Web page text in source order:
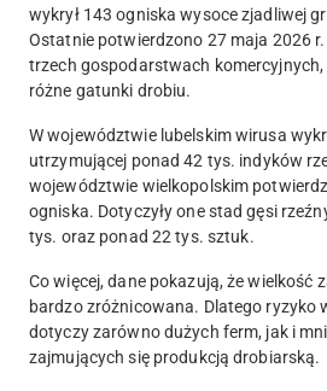
wykrył 143 ogniska wysoce zjadliwej
Ostatnie potwierdzono 27 maja 2026
trzech gospodarstwach
różne gatunki drobiu.
W województwie lubelskim wirusa
utrzymującej ponad 42 tys. indyków
województwie wielkopolskim
ogniska. Dotyczyły one stad gęsi
tys. oraz ponad 22 tys. sztuk.
Co więcej, dane pokazują, że wielkość
bardzo zróżnicowana. Dlatego ryzyko
dotyczy zarówno dużych ferm, jak i
zajmujących się produkcją drobiarską.